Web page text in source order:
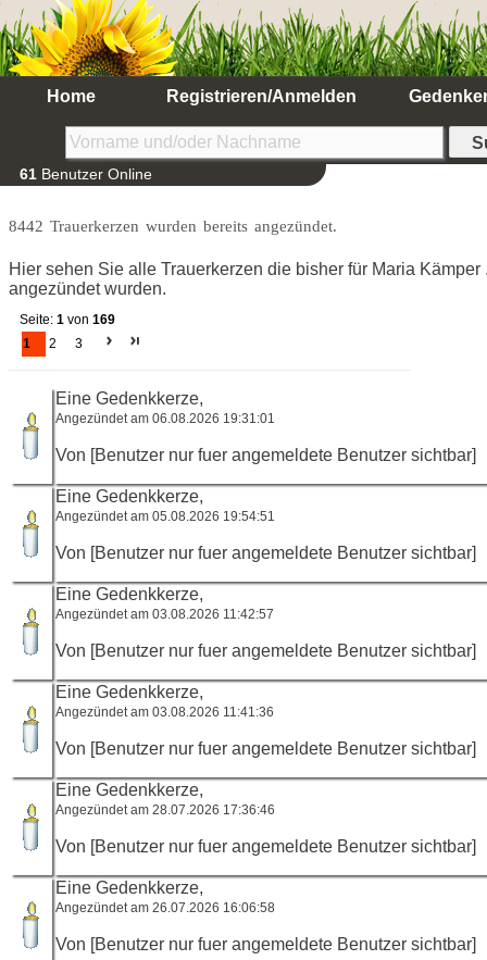
Home Registrieren/Anmelden
61 Benutzer Online
8442 Trauerkerzen wurden bereits angezündet.
Hier sehen Sie alle Trauerkerzen die bisher für Maria Kämper
angezündet wurden.
Seite: 1 von 169
1
2 3
Eine Gedenkkerze,
Angezündet am 06.08.2026 19:31:01
Von [Benutzer nur fuer angemeldete Benutzer sichtbar]
Eine Gedenkkerze,
Angezündet am 05.08.2026 19:54:51
Von [Benutzer nur fuer angemeldete Benutzer sichtbar]
Eine Gedenkkerze,
Angezündet am 03.08.2026 11:42:57
Von [Benutzer nur fuer angemeldete Benutzer sichtbar]
Eine Gedenkkerze,
Angezündet am 03.08.2026 11:41:36
Von [Benutzer nur fuer angemeldete Benutzer sichtbar]
Eine Gedenkkerze,
Angezündet am 28.07.2026 17:36:46
Von [Benutzer nur fuer angemeldete Benutzer sichtbar]
Eine Gedenkkerze,
Angezündet am 26.07.2026 16:06:58
Von [Benutzer nur fuer angemeldete Benutzer sichtbar]